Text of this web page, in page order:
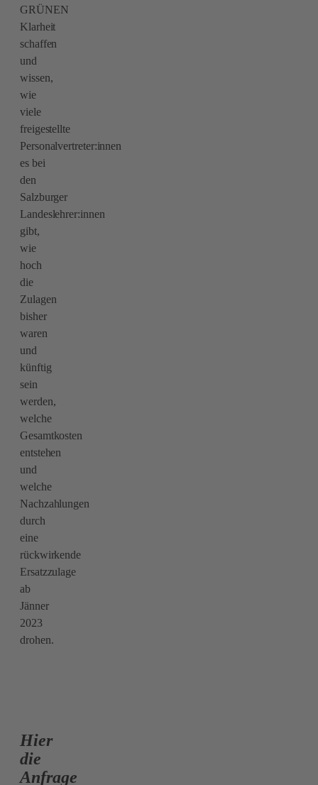
GRÜNEN
Klarheit
schaffen
und
wissen,
wie
viele
freigestellte
Personalvertreter:innen
es bei
den
Salzburger
Landeslehrer:innen
gibt,
wie
hoch
die
Zulagen
bisher
waren
und
künftig
sein
werden,
welche
Gesamtkosten
entstehen
und
welche
Nachzahlungen
durch
eine
rückwirkende
Ersatzzulage
ab
Jänner
2023
drohen.
Hier
die
Anfrage